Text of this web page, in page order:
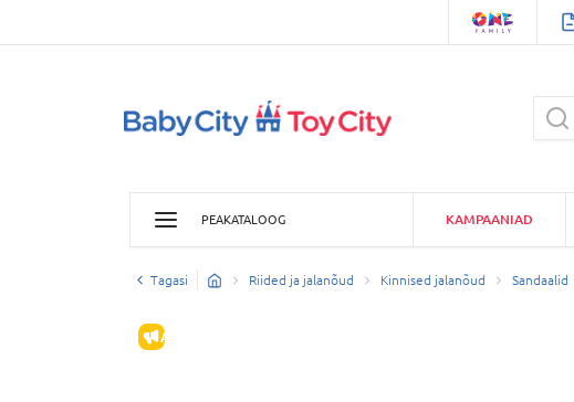
PEAKATALOOG KAMPAANIAD
Tagasi Riided ja jalanõud Kinnised jalanõud Sandaalid
ALLAHINDLUS